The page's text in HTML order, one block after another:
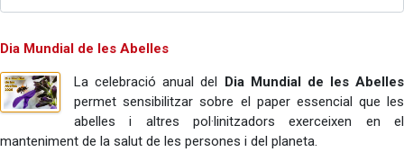
títol
Dia Mundial de les Abelles
La celebració anual del Dia Mundial de les Abelles
permet sensibilitzar sobre el paper essencial que les
abelles i altres pol·linitzadors exerceixen en el
manteniment de la salut de les persones i del planeta.